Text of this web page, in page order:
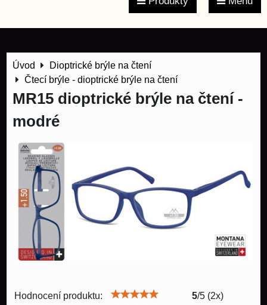
Úvod
Dioptrické brýle na čtení
Čtecí brýle - dioptrické brýle na čtení
MR15 dioptrické brýle na čtení -
modré
Hodnocení produktu: 5/5 (2x)